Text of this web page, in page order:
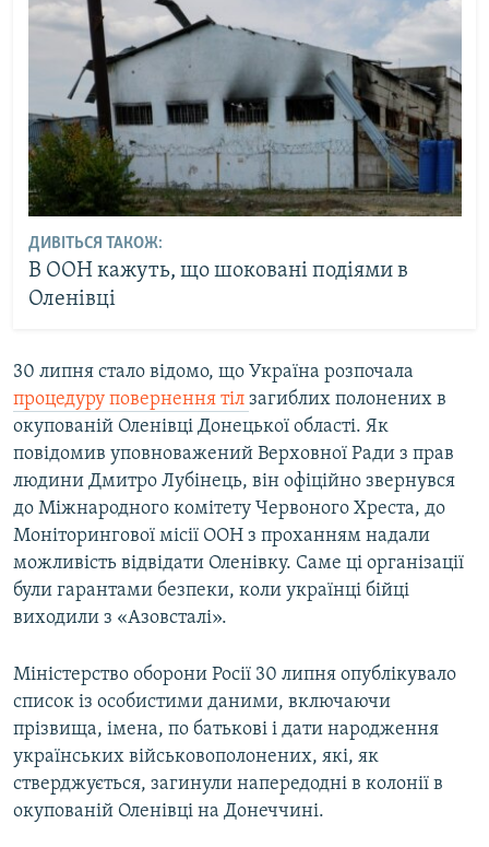
ДИВІТЬСЯ ТАКОЖ:
В ООН кажуть, що шоковані подіями в
Оленівці
30 липня стало відомо, що Україна розпочала
процедуру повернення тіл загиблих полонених в
окупованій Оленівці Донецької області. Як
повідомив уповноважений Верховної Ради з прав
людини Дмитро Лубінець, він офіційно звернувся
до Міжнародного комітету Червоного Хреста, до
Моніторингової місії ООН з проханням надали
можливість відвідати Оленівку. Саме ці організації
були гарантами безпеки, коли українці бійці
виходили з «Азовсталі».
Міністерство оборони Росії 30 липня опублікувало
список із особистими даними, включаючи
прізвища, імена, по батькові і дати народження
українських військовополонених, які, як
стверджується, загинули напередодні в колонії в
окупованій Оленівці на Донеччині.